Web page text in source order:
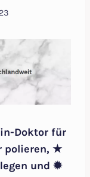
Doktor für
polieren, ★
und ✹